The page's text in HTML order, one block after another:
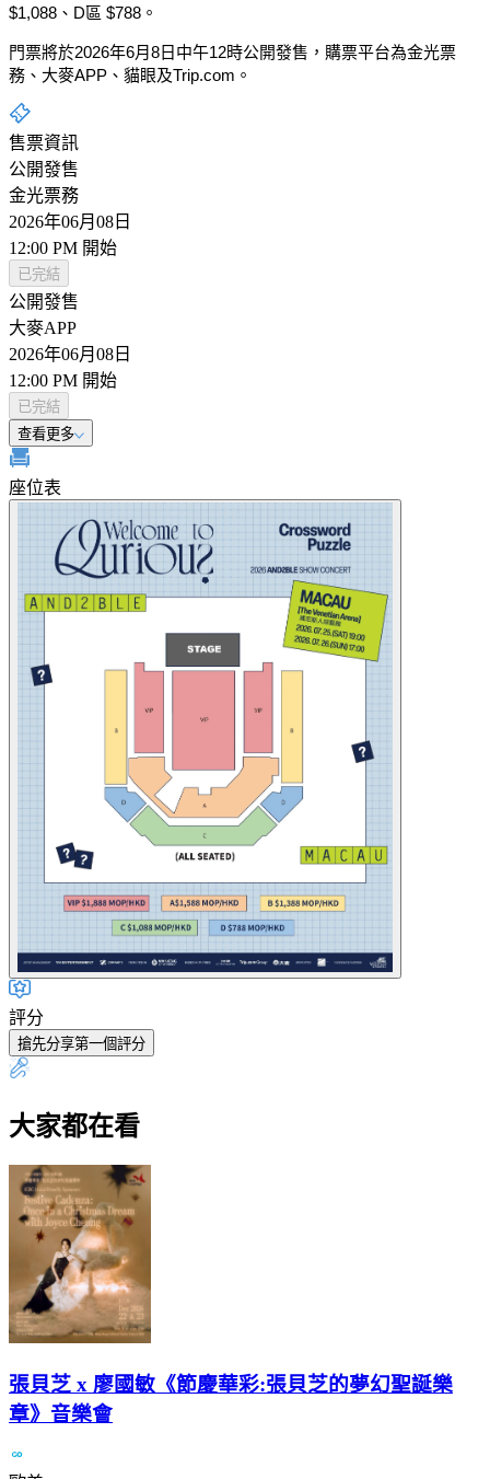
$1,088、D區 $788。
門票將於2026年6月8日中午12時公開發售，購票平台為金光票
務、大麥APP、貓眼及Trip.com 。
售票資訊
公開發售
金光票務
2026年06月08日
12:00 PM 開始
已完結
公開發售
大麥APP
2026年06月08日
12:00 PM 開始
已完結
查看更多
座位表
評分
搶先分享第一個評分
大家都在看
張貝芝 x 廖國敏《節慶華彩:張貝芝的夢幻聖誕樂
章》音樂會